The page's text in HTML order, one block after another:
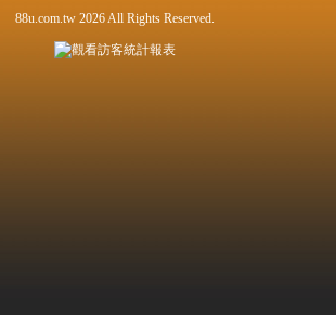
88u.com.tw 2026 All Rights Reserved.